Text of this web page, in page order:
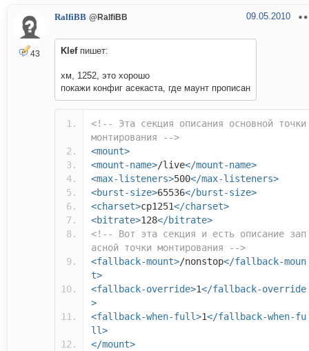
43
RalfiBB @RalfiBB 09.05.2010
Klefпишет:
хм, 1252, это хорошо
покажи конфиг асекаста, где маунт прописан
<!-- Эта секция описания основной точки
монтирования -->
<mount>
<mount-name>/live</mount-name>
<max-listeners>500</max-listeners>
<burst-size>65536</burst-size>
<charset>cp1251</charset>
<bitrate>128</bitrate>
<!-- Вот эта секция и есть описание зап
асной точки монтирования -->
<fallback-mount>/nonstop</fallback-moun
t>
<fallback-override>1</fallback-override
>
<fallback-when-full>1</fallback-when-fu
ll>
</mount>